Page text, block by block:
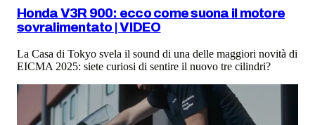
Honda V3R 900: ecco come suona il motore
sovralimentato | VIDEO
La Casa di Tokyo svela il sound di una delle maggiori novità di
EICMA 2025: siete curiosi di sentire il nuovo tre cilindri?